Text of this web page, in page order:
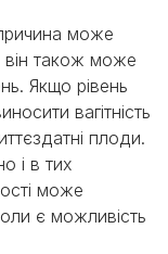
може
він також може
Якщо рівень
вагітність
плоди.
і в тих
може
є можливість